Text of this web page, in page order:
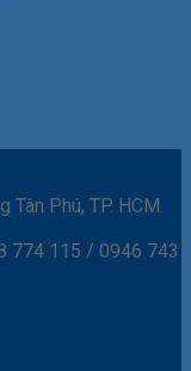
Phú, TP. HCM.
774 115 / 0946 743